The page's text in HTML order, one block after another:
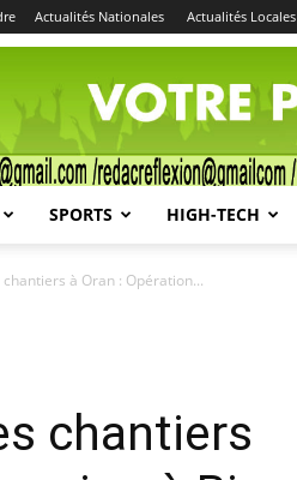
Actualités Nationales Actualités Locales
SPORTS HIGH-TECH
à Oran : Opération...
chantiers